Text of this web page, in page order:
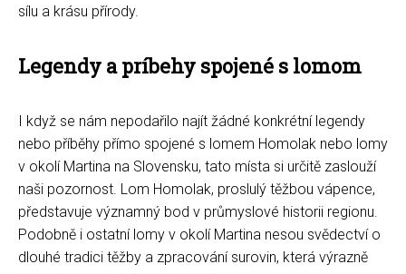
sílu a krásu přírody.
Legendy a príbehy spojené s lomom
I když se nám nepodařilo najít žádné konkrétní legendy
nebo příběhy přímo spojené s lomem Homolak nebo lomy
v okolí Martina na Slovensku, tato místa si určitě zaslouží
naši pozornost. Lom Homolak, proslulý těžbou vápence,
představuje významný bod v průmyslové historii regionu.
Podobně i ostatní lomy v okolí Martina nesou svědectví o
dlouhé tradici těžby a zpracování surovin, která výrazně